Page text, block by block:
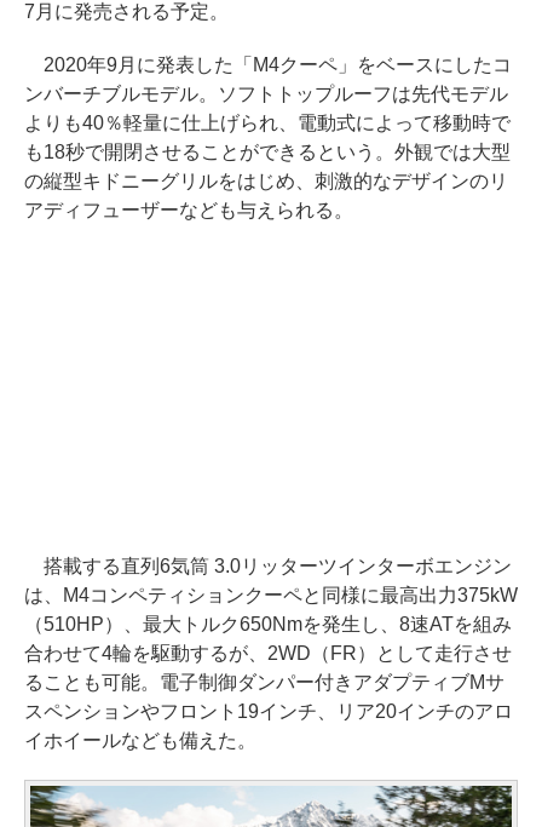
7月に発売される予定。
2020年9月に発表した「M4クーペ」をベースにしたコ
ンバーチブルモデル。ソフトトップルーフは先代モデル
よりも40％軽量に仕上げられ、電動式によって移動時で
も18秒で開閉させることができるという。外観では大型
の縦型キドニーグリルをはじめ、刺激的なデザインのリ
アディフューザーなども与えられる。
搭載する直列6気筒 3.0リッターツインターボエンジン
は、M4コンペティションクーペと同様に最高出力375kW
（510HP）、最大トルク650Nmを発生し、8速ATを組み
合わせて4輪を駆動するが、2WD（FR）として走行させ
ることも可能。電子制御ダンパー付きアダプティブMサ
スペンションやフロント19インチ、リア20インチのアロ
イホイールなども備えた。